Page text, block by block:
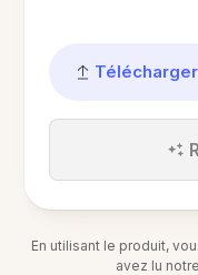
En utilisant le produit,
avez lu notre